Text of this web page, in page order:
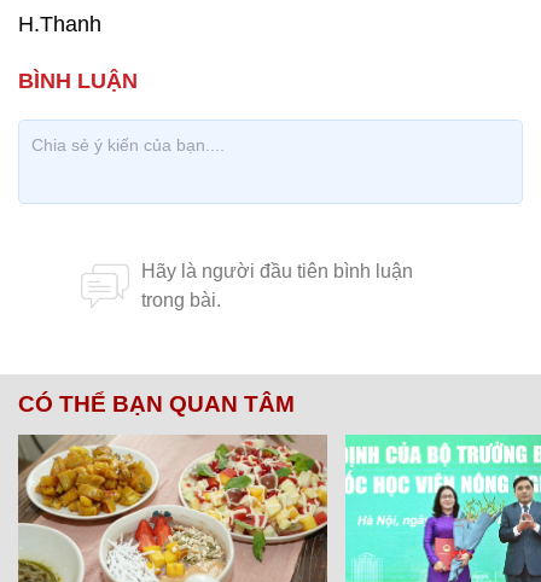
H.Thanh
CÓ THỂ BẠN QUAN TÂM